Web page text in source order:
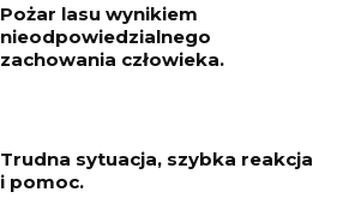
Pożar lasu wynikiem
nieodpowiedzialnego
zachowania człowieka.
Trudna sytuacja, szybka reakcja
i pomoc.